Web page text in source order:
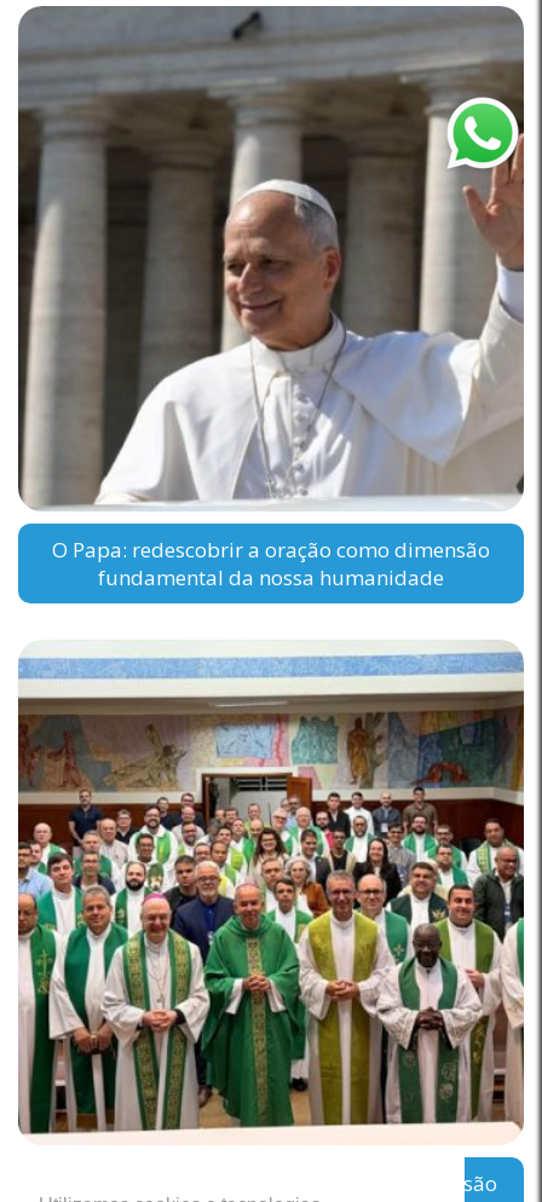
O Papa: redescobrir a oração como dimensão
fundamental da nossa humanidade
Regional Leste 2 inicia encontro sobre a missão